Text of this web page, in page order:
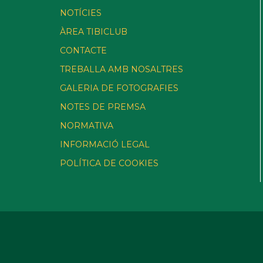
NOTÍCIES
ÀREA TIBICLUB
CONTACTE
TREBALLA AMB NOSALTRES
GALERIA DE FOTOGRAFIES
NOTES DE PREMSA
NORMATIVA
INFORMACIÓ LEGAL
POLÍTICA DE COOKIES